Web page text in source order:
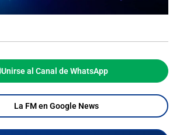
Unirse al Canal de WhatsApp
La FM en Google News